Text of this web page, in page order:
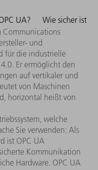
Communications
und
für die industrielle
Er ermöglicht den
auf vertikaler und
von Maschinen
horizontal heißt von
welche
Sie verwenden: Als
ist OPC UA
Kommunikation
Hardware. OPC UA
UA? Wie sicher ist